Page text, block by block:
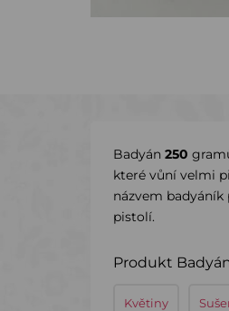
Badyán 250
které vůní velmi
názvem
pistolí.
Produkt
Květiny